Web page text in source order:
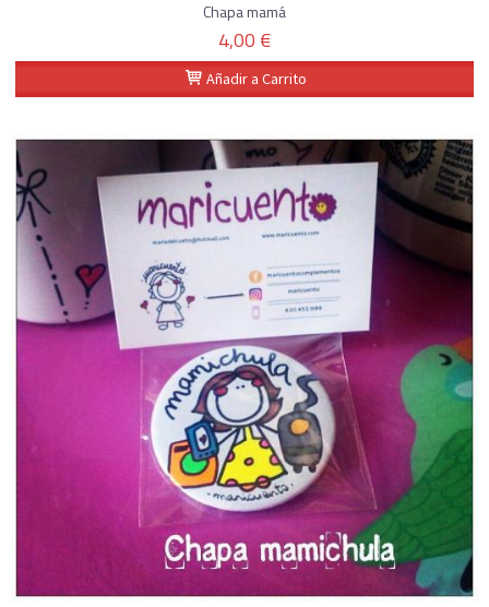
Chapa mamá
4,00 €
Añadir a Carrito